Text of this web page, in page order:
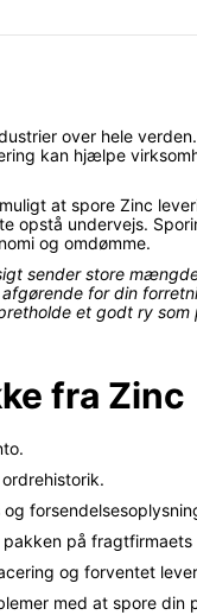
over hele
kan hjælpe
at spore Zinc
opstå undervejs.
og omdømme.
sender store
for din
et godt ry som
fra Zinc
på fragtfirmaets
og forventet
med at spore din